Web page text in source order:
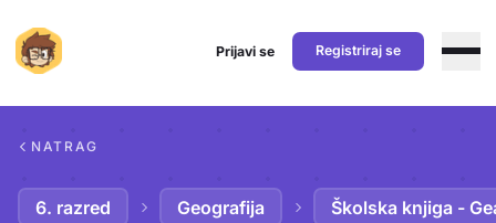
Prijavi se Registriraj se
NATRAG
6. razred Geografija Školska knjiga -